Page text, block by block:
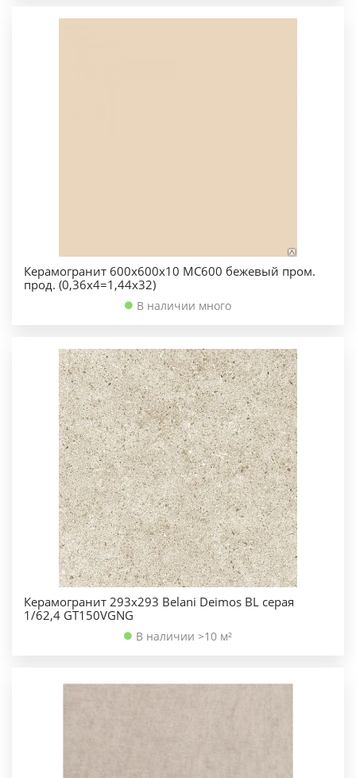
Керамогранит 600х600х10 МС600 бежевый пром.
прод. (0,36х4=1,44х32)
В наличии много
Керамогранит 293х293 Belani Deimos BL серая
1/62,4 GT150VGNG
В наличии >10 м²